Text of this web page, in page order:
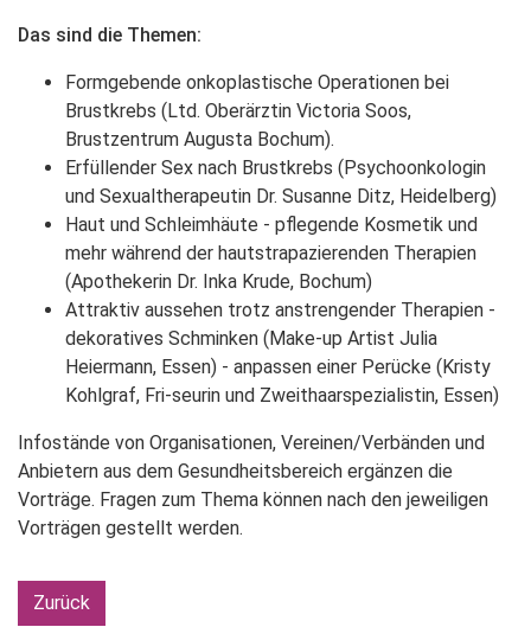
Das sind die Themen:
Formgebende onkoplastische Operationen bei
Brustkrebs (Ltd. Oberärztin Victoria Soos,
Brustzentrum Augusta Bochum).
Erfüllender Sex nach Brustkrebs (Psychoonkologin
und Sexualtherapeutin Dr. Susanne Ditz, Heidelberg)
Haut und Schleimhäute - pflegende Kosmetik und
mehr während der hautstrapazierenden Therapien
(Apothekerin Dr. Inka Krude, Bochum)
Attraktiv aussehen trotz anstrengender Therapien -
dekoratives Schminken (Make-up Artist Julia
Heiermann, Essen) - anpassen einer Perücke (Kristy
Kohlgraf, Fri-seurin und Zweithaarspezialistin, Essen)
Infostände von Organisationen, Vereinen/Verbänden und
Anbietern aus dem Gesundheitsbereich ergänzen die
Vorträge. Fragen zum Thema können nach den jeweiligen
Vorträgen gestellt werden.
Zurück